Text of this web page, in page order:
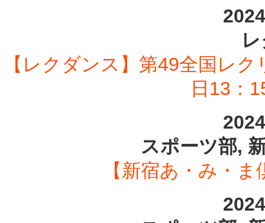
【レクダンス】第49全国レ
日13：
スポーツ部,
【新宿あ・み・